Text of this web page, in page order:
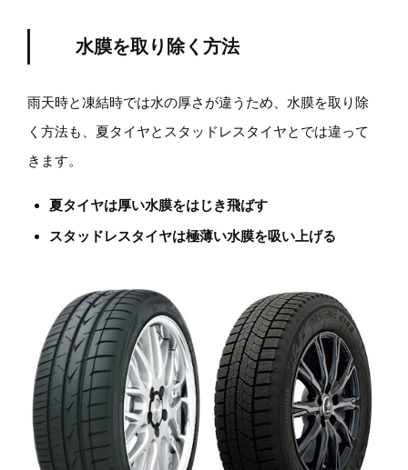
水膜を取り除く方法
雨天時と凍結時では水の厚さが違うため、水膜を取り除
く方法も、夏タイヤとスタッドレスタイヤとでは違って
きます。
夏タイヤは厚い水膜をはじき飛ばす
スタッドレスタイヤは極薄い水膜を吸い上げる